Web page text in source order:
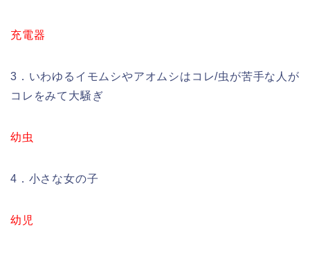
充電器
3．いわゆるイモムシやアオムシはコレ/虫が苦手な人が
コレをみて大騒ぎ
幼虫
4．小さな女の子
幼児